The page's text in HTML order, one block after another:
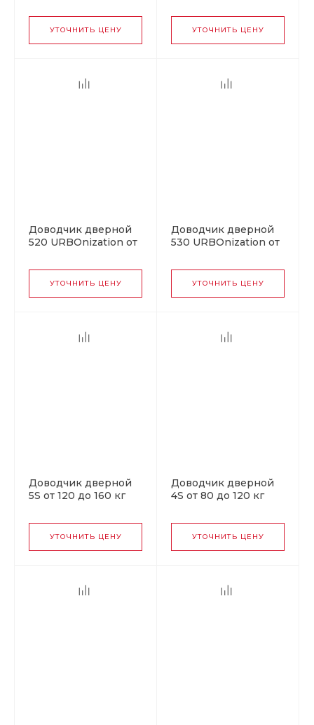
кг серый
УТОЧНИТЬ ЦЕНУ
70 до 130 кг серый
УТОЧНИТЬ ЦЕНУ
Доводчик дверной
520 URBOnization от
УТОЧНИТЬ ЦЕНУ
Доводчик дверной
530 URBOnization от
УТОЧНИТЬ ЦЕНУ
Доводчик дверной
5S от 120 до 160 кг
УТОЧНИТЬ ЦЕНУ
Доводчик дверной
4S от 80 до 120 кг
УТОЧНИТЬ ЦЕНУ